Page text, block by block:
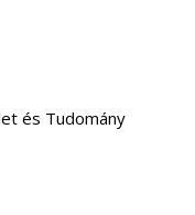
és Tudomány